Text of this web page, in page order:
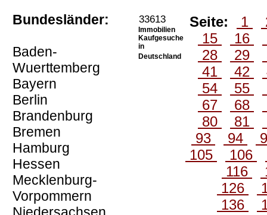
Bundesländer:
Baden-
Wuerttemberg
Bayern
Berlin
Brandenburg
Bremen
Hamburg
Hessen
Mecklenburg-
Vorpommern
33613
Immobilien
Kaufgesuche
in
Deutschland
Seite: 1
15
16
28
29
41
42
54
55
67
68
80
81
93
94
105
106
116
126
136